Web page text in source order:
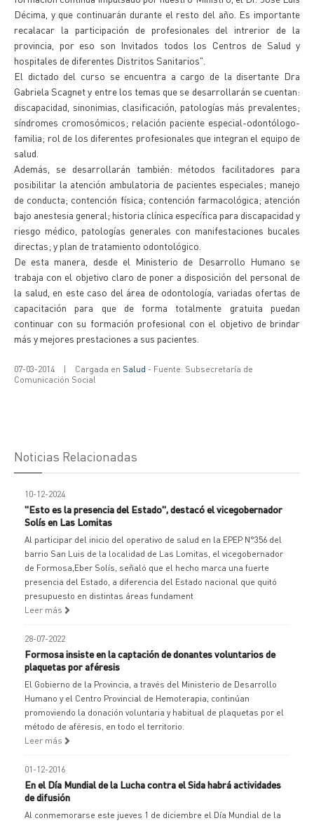
Décima, y que continuarán durante el resto del año. Es importante
recalacar la participación de profesionales del intrerior de la
provincia, por eso son Invitados todos los Centros de Salud y
hospitales de diferentes Distritos Sanitarios".
El dictado del curso se encuentra a cargo de la disertante Dra
Gabriela Scagnet y entre los temas que se desarrollarán se cuentan:
discapacidad, sinonimias, clasificación, patologías más prevalentes;
síndromes cromosómicos; relación paciente especial-odontólogo-
familia; rol de los diferentes profesionales que integran el equipo de
salud.
Además, se desarrollarán también: métodos facilitadores para
posibilitar la atención ambulatoria de pacientes especiales; manejo
de conducta; contención física; contención farmacológica; atención
bajo anestesia general; historia clínica específica para discapacidad y
riesgo médico, patologías generales con manifestaciones bucales
directas; y plan de tratamiento odontológico.
De esta manera, desde el Ministerio de Desarrollo Humano se
trabaja con el objetivo claro de poner a disposición del personal de
la salud, en este caso del área de odontología, variadas ofertas de
capacitación para que de forma totalmente gratuita puedan
continuar con su formación profesional con el objetivo de brindar
más y mejores prestaciones a sus pacientes.
07-03-2014 | Cargada en Salud - Fuente: Subsecretaría de
Comunicación Social
Noticias Relacionadas
10-12-2024
"Esto es la presencia del Estado", destacó el vicegobernador
Solís en Las Lomitas
Al participar del inicio del operativo de salud en la EPEP N°356 del
barrio San Luis de la localidad de Las Lomitas, el vicegobernador
de Formosa,Eber Solís, señaló que el hecho marca una fuerte
presencia del Estado, a diferencia del Estado nacional que quitó
presupuesto en distintas áreas fundament
Leer más
28-07-2022
Formosa insiste en la captación de donantes voluntarios de
plaquetas por aféresis
El Gobierno de la Provincia, a través del Ministerio de Desarrollo
Humano y el Centro Provincial de Hemoterapia, continúan
promoviendo la donación voluntaria y habitual de plaquetas por el
método de aféresis, en todo el territorio.
Leer más
01-12-2016
En el Día Mundial de la Lucha contra el Sida habrá actividades
de difusión
Al conmemorarse este jueves 1 de diciembre el Día Mundial de la